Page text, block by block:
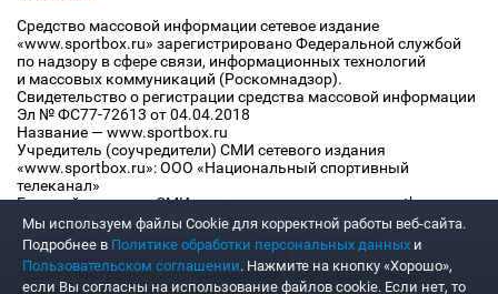
Средство массовой информации сетевое издание
«www.sportbox.ru» зарегистрировано Федеральной службой
по надзору в сфере связи, информационных технологий
и массовых коммуникаций (Роскомнадзор).
Свидетельство о регистрации средства массовой информации
Эл № ФС77-72613 от 04.04.2018
Название — www.sportbox.ru
Учредитель (соучредители) СМИ сетевого издания
«www.sportbox.ru»: ООО «Национальный спортивный
телеканал»
Главный редактор СМИ сетевого издания «www.sportbox.ru»:
Конов В.А.
Номер телефона редакции СМИ сетевого издания
«www.sportbox.ru»: +7 (495) 653 8419
Адрес электронной почты редакции СМИ сетевого издания
Мы используем файлы Сookie для корректной работы веб-сайта.
Подробнее в Политике обработки персональных данных и
Пользовательском соглашении. Нажмите на кнопку «Хорошо»,
если Вы согласны на использование файлов cookie. Если нет, то